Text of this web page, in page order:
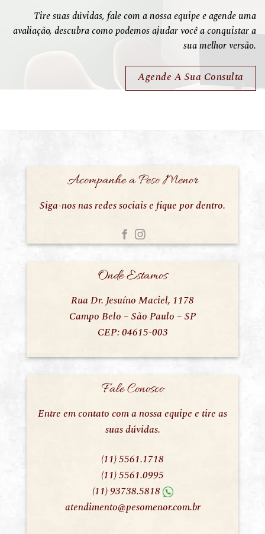
Tire suas dúvidas, fale com a nossa equipe e agende uma
avaliação, descubra como podemos ajudar você a conquistar a
sua melhor versão.
Agende A Sua Consulta
Acompanhe a Peso Menor
Siga-nos nas redes sociais e fique por dentro.
Onde Estamos
Rua Dr. Jesuíno Maciel, 1178
Campo Belo – São Paulo – SP
CEP: 04615-003
Fale Conosco
Entre em contato com a nossa equipe e tire as
suas dúvidas.
(11) 5561.1718
(11) 5561.0995
(11) 93738.5818
atendimento@pesomenor.com.br